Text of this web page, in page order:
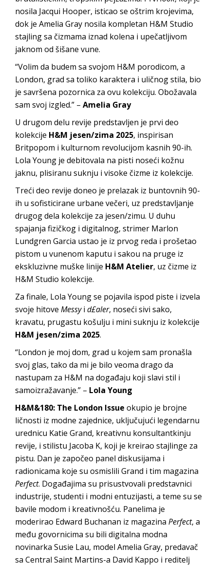
nosila Jacqui Hooper, isticao se oštrim krojevima,
dok je Amelia Gray nosila kompletan H&M Studio
stajling sa čizmama iznad kolena i upečatljivom
jaknom od šišane vune.
“Volim da budem sa svojom H&M porodicom, a
London, grad sa toliko karaktera i uličnog stila, bio
je savršena pozornica za ovu kolekciju. Obožavala
sam svoj izgled.” –Amelia Gray
U drugom delu revije predstavljen je prvi deo
kolekcije H&M jesen/zima 2025, inspirisan
Britpopom i kulturnom revolucijom kasnih 90-ih.
Lola Young je debitovala na pisti noseći kožnu
jaknu, plisiranu suknju i visoke čizme iz kolekcije.
Treći deo revije doneo je prelazak iz buntovnih 90-
ih u sofisticirane urbane večeri, uz predstavljanje
drugog dela kolekcije za jesen/zimu. U duhu
spajanja fizičkog i digitalnog, strimer Marlon
Lundgren Garcia ustao je iz prvog reda i prošetao
pistom u vunenom kaputu i sakou na pruge iz
ekskluzivne muške linije H&M Atelier, uz čizme iz
H&M Studio kolekcije.
Za finale, Lola Young se pojavila ispod piste i izvela
svoje hitoveMessyid£aler, noseći sivi sako,
kravatu, prugastu košulju i mini suknju iz kolekcije
H&M jesen/zima 2025.
“London je moj dom, grad u kojem sam pronašla
svoj glas, tako da mi je bilo veoma drago da
nastupam za H&M na događaju koji slavi stil i
samoizražavanje.” – Lola Young
H&M&180: The London Issue okupio je brojne
ličnosti iz modne zajednice, uključujući legendarnu
urednicu Katie Grand, kreativnu konsultantkinju
revije, i stilistu Jacoba K, koji je kreirao stajlinge za
pistu. Dan je započeo panel diskusijama i
radionicama koje su osmislili Grand i tim magazina
Perfect. Događajima su prisustvovali predstavnici
industrije, studenti i modni entuzijasti, a teme su se
bavile modom i kreativnošću. Panelima je
moderirao Edward Buchanan iz magazinaPerfect, a
među govornicima su bili digitalna modna
novinarka Susie Lau, model Amelia Gray, predavač
sa Central Saint Martins-a David Kappo i reditelj